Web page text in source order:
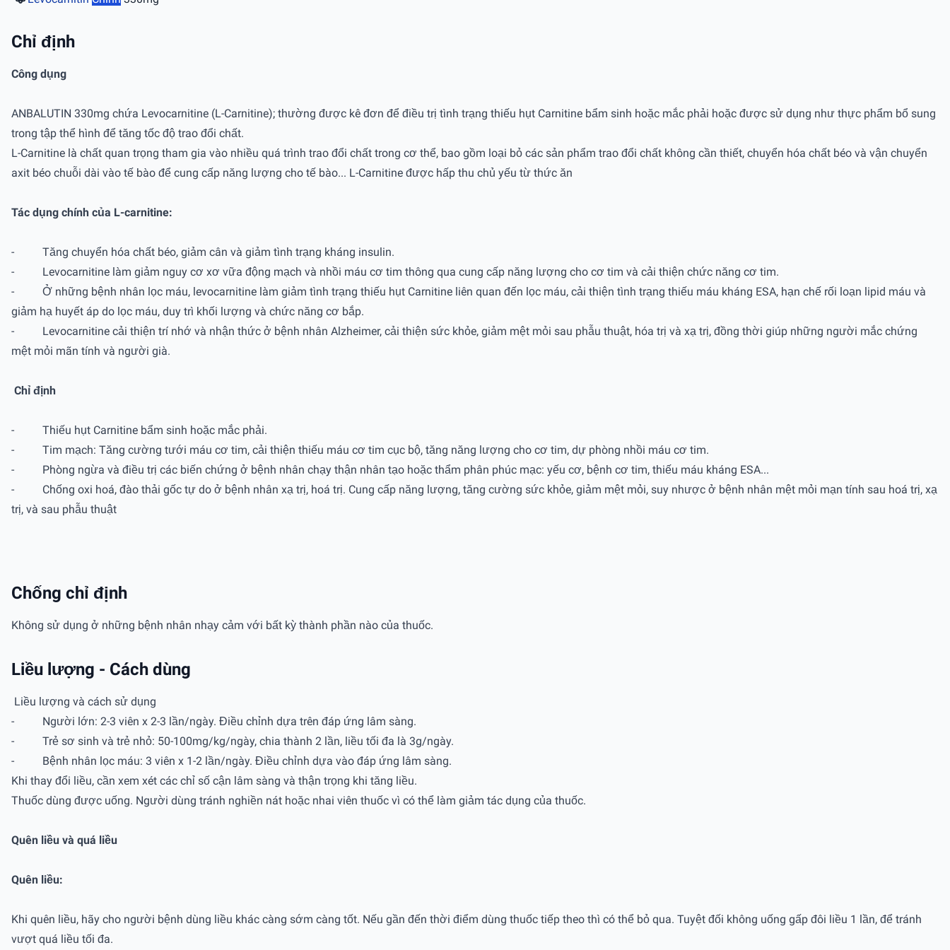
Chỉ định
Công dụng
ANBALUTIN 330mg chứa Levocarnitine (L-Carnitine); thường được kê đơn để điều trị tình trạng thiếu hụt Carnitine bẩm sinh hoặc mắc phải hoặc được sử dụng như thực phẩm bổ sung
trong tập thể hình để tăng tốc độ trao đổi chất.
L-Carnitine là chất quan trọng tham gia vào nhiều quá trình trao đổi chất trong cơ thể, bao gồm loại bỏ các sản phẩm trao đổi chất không cần thiết, chuyển hóa chất béo và vận chuyển
axit béo chuỗi dài vào tế bào để cung cấp năng lượng cho tế bào... L-Carnitine được hấp thu chủ yếu từ thức ăn
Tác dụng chính của L-carnitine:
- Tăng chuyển hóa chất béo, giảm cân và giảm tình trạng kháng insulin.
- Levocarnitine làm giảm nguy cơ xơ vữa động mạch và nhồi máu cơ tim thông qua cung cấp năng lượng cho cơ tim và cải thiện chức năng cơ tim.
- Ở những bệnh nhân lọc máu, levocarnitine làm giảm tình trạng thiếu hụt Carnitine liên quan đến lọc máu, cải thiện tình trạng thiếu máu kháng ESA, hạn chế rối loạn lipid máu và
giảm hạ huyết áp do lọc máu, duy trì khối lượng và chức năng cơ bắp.
- Levocarnitine cải thiện trí nhớ và nhận thức ở bệnh nhân Alzheimer, cải thiện sức khỏe, giảm mệt mỏi sau phẫu thuật, hóa trị và xạ trị, đồng thời giúp những người mắc chứng
mệt mỏi mãn tính và người già.
Chỉ định
- Thiếu hụt Carnitine bẩm sinh hoặc mắc phải.
- Tim mạch: Tăng cường tưới máu cơ tim, cải thiện thiếu máu cơ tim cục bộ, tăng năng lượng cho cơ tim, dự phòng nhồi máu cơ tim.
- Phòng ngừa và điều trị các biến chứng ở bệnh nhân chạy thận nhân tạo hoặc thẩm phân phúc mạc: yếu cơ, bệnh cơ tim, thiếu máu kháng ESA...
- Chống oxi hoá, đào thải gốc tự do ở bệnh nhân xạ trị, hoá trị. Cung cấp năng lượng, tăng cường sức khỏe, giảm mệt mỏi, suy nhược ở bệnh nhân mệt mỏi mạn tính sau hoá trị, xạ
trị, và sau phẫu thuật
Chống chỉ định
Không sử dụng ở những bệnh nhân nhạy cảm với bất kỳ thành phần nào của thuốc.
Liều lượng - Cách dùng
Liều lượng và cách sử dụng
- Người lớn: 2-3 viên x 2-3 lần/ngày. Điều chỉnh dựa trên đáp ứng lâm sàng.
- Trẻ sơ sinh và trẻ nhỏ: 50-100mg/kg/ngày, chia thành 2 lần, liều tối đa là 3g/ngày.
- Bệnh nhân lọc máu: 3 viên x 1-2 lần/ngày. Điều chỉnh dựa vào đáp ứng lâm sàng.
Khi thay đổi liều, cần xem xét các chỉ số cận lâm sàng và thận trọng khi tăng liều.
Thuốc dùng được uống. Người dùng tránh nghiền nát hoặc nhai viên thuốc vì có thể làm giảm tác dụng của thuốc.
Quên liều và quá liều
Quên liều:
Khi quên liều, hãy cho người bệnh dùng liều khác càng sớm càng tốt. Nếu gần đến thời điểm dùng thuốc tiếp theo thì có thể bỏ qua. Tuyệt đối không uống gấp đôi liều 1 lần, để tránh
vượt quá liều tối đa.